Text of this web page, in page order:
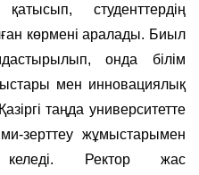
студенттердің
көрмені аралады. Биыл
онда білім
мен инновациялық
таңда университетте
зерттеу жұмыстарымен
келеді. Ректор жас